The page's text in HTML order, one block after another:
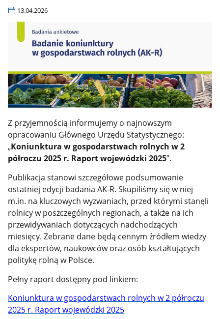
13.04.2026
Z przyjemnością informujemy o najnowszym
opracowaniu Głównego Urzędu Statystycznego:
„Koniunktura w gospodarstwach rolnych w 2
półroczu 2025 r. Raport wojewódzki 2025”.
Publikacja stanowi szczegółowe podsumowanie
ostatniej edycji badania AK-R. Skupiliśmy się w niej
m.in. na kluczowych wyzwaniach, przed którymi stanęli
rolnicy w poszczególnych regionach, a także na ich
przewidywaniach dotyczących nadchodzących
miesięcy. Zebrane dane będą cennym źródłem wiedzy
dla ekspertów, naukowców oraz osób kształtujących
politykę rolną w Polsce.
Pełny raport dostępny pod linkiem:
Koniunktura w gospodarstwach rolnych w 2 półroczu
2025 r. Raport wojewódzki 2025